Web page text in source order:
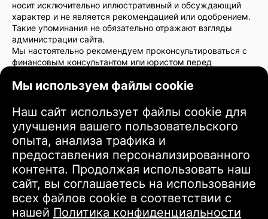
Мы используем файлы cookie
Наш сайт использует файлы cookie для
улучшения вашего пользовательского
опыта, анализа трафика и
предоставления персонализированного
контента. Продолжая использовать наш
сайт, вы соглашаетесь на использование
всех файлов cookie в соответствии с
нашей Политика конфиденциальности
носит исключительно иллюстративный и обсуждающий
характер и не является рекомендацией или одобрением.
Такие упоминания не обязательно отражают взгляды
администрации сайта.
Мы настоятельно рекомендуем проконсультироваться с
финансовым консультантом или юристом перед
ответственность за свои инвестиционные действия и
Используя этот сайт, вы соглашаетесь с тем, что
администрация сайта не несет ответственности за любые
прямые или косвенные убытки или повреждения,
возникающие в результате использования информации,
предоставленной на сайте.
Пожалуйста, проявляйте осторожность и внимательность
при принятии инвестиционных решений.
Условия использования